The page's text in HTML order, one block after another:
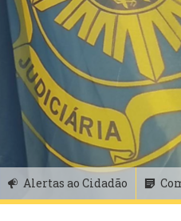
Alertas ao Cidadão